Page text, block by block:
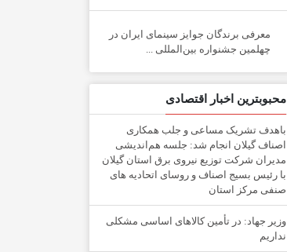
معرفی برندگان جوایز سینمای ایران در
چهلمین جشنواره بین‌المللی ...
محبوبترین اخبار اقتصادی
باهدف تشریک مساعی و جلب همکاری
اصناف گیلان انجام شد: جلسه هم‌اندیشی
مدیران شركت توزیع نیروی برق استان گیلان
با رئیس بسیج اصناف و روسای اتحادیه های
صنفی مركز استان
وزیر جهاد: در تأمین کالاهای اساسی مشکلی
نداریم